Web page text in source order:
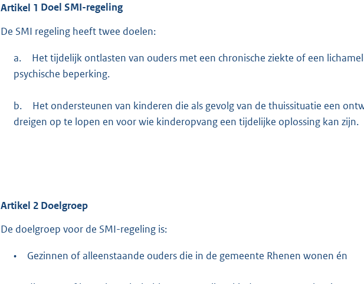
Artikel 1 Doel SMI-regeling
De SMI regeling heeft twee doelen:
a.
Het tijdelijk ontlasten van ouders met een chronische ziekte of een
psychische beperking.
b.
Het ondersteunen van kinderen die als gevolg van de thuissituatie een
dreigen op te lopen en voor wie kinderopvang een tijdelijke oplossing kan zijn.
Artikel 2 Doelgroep
De doelgroep voor de SMI-regeling is:
• Gezinnen of alleenstaande ouders die in de gemeente Rhenen wonen én